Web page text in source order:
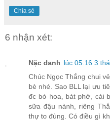
Chia sẻ
6 nhận xét:
Nặc danh lúc 05:16 3
Chúc Ngọc Thắng chui
bè nhé. Sao BLL lại ưu
đc bó hoa, bát phở, cái
sữa đậu nành, riêng
thự to đùng. Có điều gì